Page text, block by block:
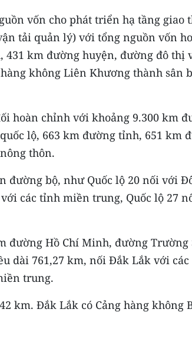
vốn cho phát triển hạ tầng giao
tải quản lý) với tổng nguồn vốn
431 km đường huyện, đường đô thị
không Liên Khương thành sân
hoàn chỉnh với khoảng 9.300 km
lộ, 663 km đường tỉnh, 651 km
thôn.
đường bộ, như Quốc lộ 20 nối với
các tỉnh miền trung, Quốc lộ 27
đường Hồ Chí Minh, đường Trường
dài 761,27 km, nối Đắk Lắk với
trung.
km. Đắk Lắk có Cảng hàng không